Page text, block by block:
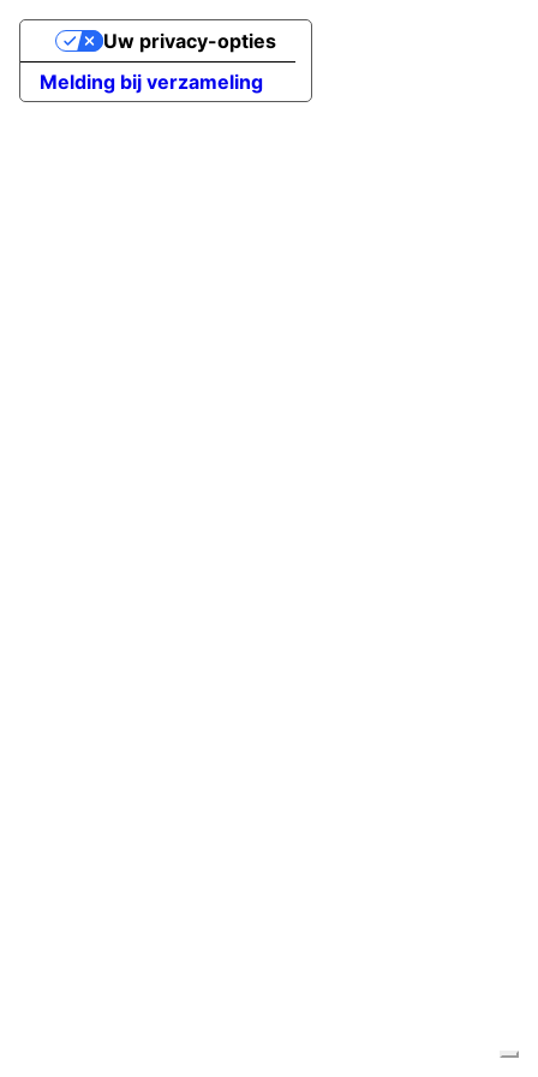
Melding bij verzameling
Uw privacy-opties